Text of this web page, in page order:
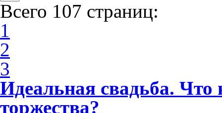
Всего 107 страниц:
1
2
3
Идеальная свадьба. Что
торжества?